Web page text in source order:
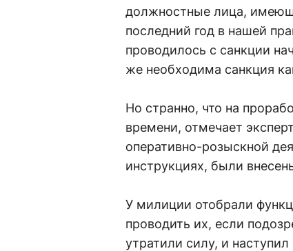
должностные лица,
последний год в нашей
проводилось с санкции
же необходима санкция
Но странно, что на
времени, отмечает
оперативно-розыскной
инструкциях, были
У милиции отобрали
проводить их, если
утратили силу, и